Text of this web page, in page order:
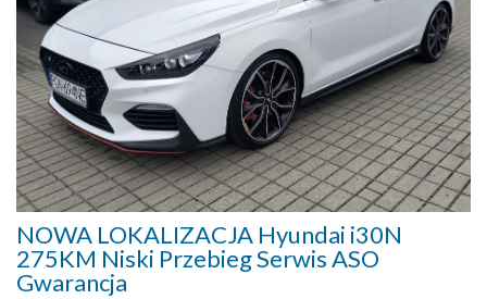
NOWA LOKALIZACJA Hyundai i30N
275KM Niski Przebieg Serwis ASO
Gwarancja